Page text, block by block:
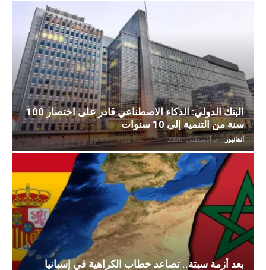
البنك الدولي: الذكاء الاصطناعي قادر على اختصار 100
سنة من التنمية إلى 10 سنوات
آنفانيوز - 5 أغسطس، 2026
بعد أزمة سبتة.. تصاعد خطاب الكراهية في إسبانيا